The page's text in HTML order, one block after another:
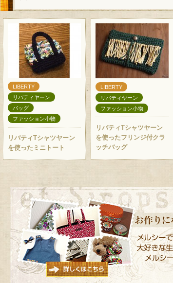
LIBERTY
リバティヤーン
バッグ
ファッション小物
リバティTシャツヤーン
を使ったミニトート
LIBERTY
リバティヤーン
ファッション小物
リバティTシャツヤーン
を使ったフリンジ付クラ
ッチバッグ